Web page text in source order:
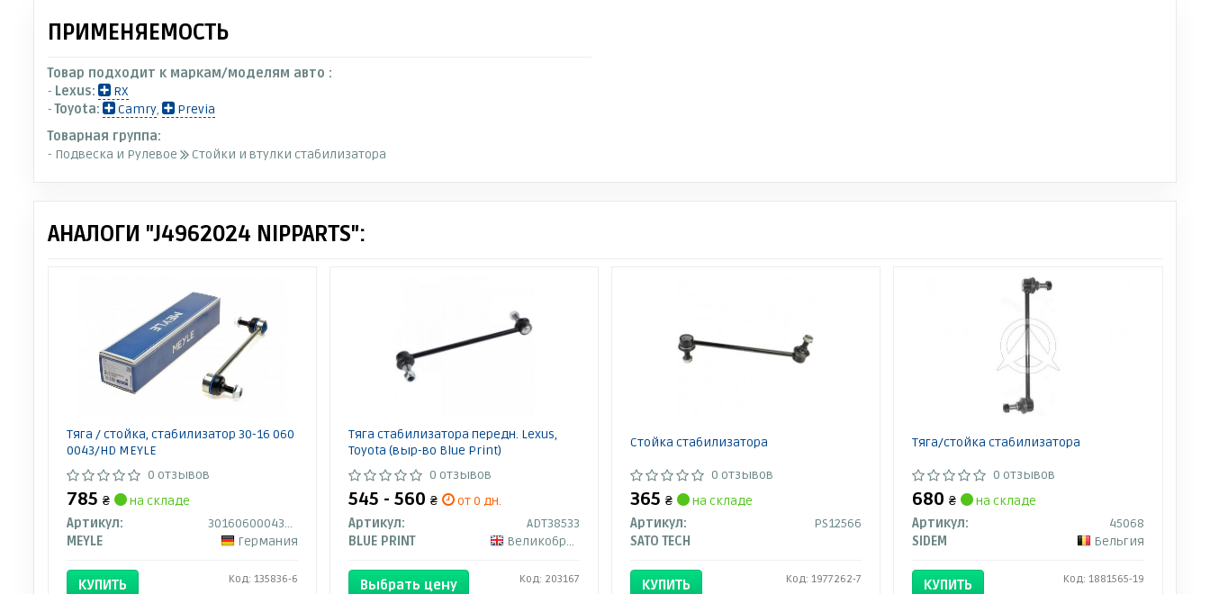
ПРИМЕНЯЕМОСТЬ
Товар подходит к маркам/моделям авто :
- Lexus:
RX
-Toyota: Camry,
Previa
Товарная группа:
- Подвеска и Рулевое
Стойки и втулки стабилизатора
АНАЛОГИ "J4962024 NIPPARTS":
Тяга / стойка, стабилизатор 30-16 060
0043/HD MEYLE
0 отзывов
785 ₴
на складе
Артикул:
30160600043HD
MEYLE
Германия
КУПИТЬ Код: 135836-6
Тяга стабилизатора передн. Lexus,
Toyota (выр-во Blue Print)
0 отзывов
545 - 560 ₴
от 0 дн.
Артикул:
ADT38533
BLUE PRINT
Великобритания
Выбрать цену Код: 203167
Стойка стабилизатора
0 отзывов
365 ₴
на складе
Артикул:
PS12566
SATO TECH
КУПИТЬ Код: 1977262-7
Тяга/стойка стабилизатора
0 отзывов
680₴
на складе
Артикул:
45068
SIDEM
Бельгия
КУПИТЬ Код: 1881565-19